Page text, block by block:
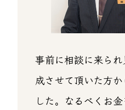
事前に相談に来ら
成させて頂いた方
した。なるべくお